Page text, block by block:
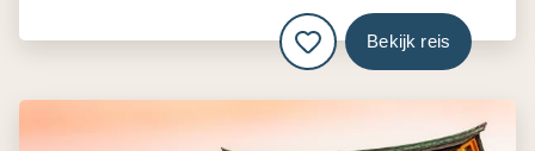
Bekijk reis